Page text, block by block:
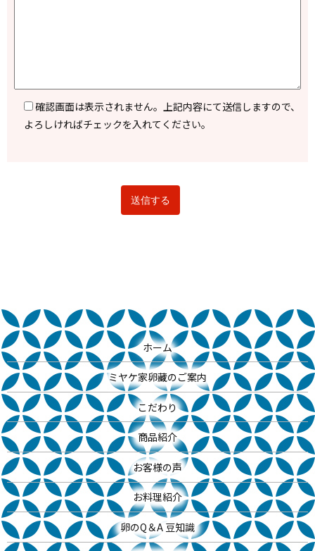
確認画面は表示されません。上記内容にて送信しますので、
よろしければチェックを入れてください。
ホーム
ミヤケ家卵藏のご案内
こだわり
商品紹介
お客様の声
お料理紹介
卵のQ＆A 豆知識